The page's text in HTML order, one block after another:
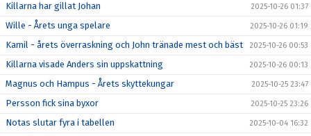
Killarna har gillat Johan 2025-10-26 01:37
Wille - Årets unga spelare 2025-10-26 01:19
Kamil - årets överraskning och John tränade mest och bäst 2025-10-26 00:53
Killarna visade Anders sin uppskattning 2025-10-26 00:13
Magnus och Hampus - Årets skyttekungar 2025-10-25 23:47
Persson fick sina byxor 2025-10-25 23:26
Notas slutar fyra i tabellen 2025-10-04 16:32